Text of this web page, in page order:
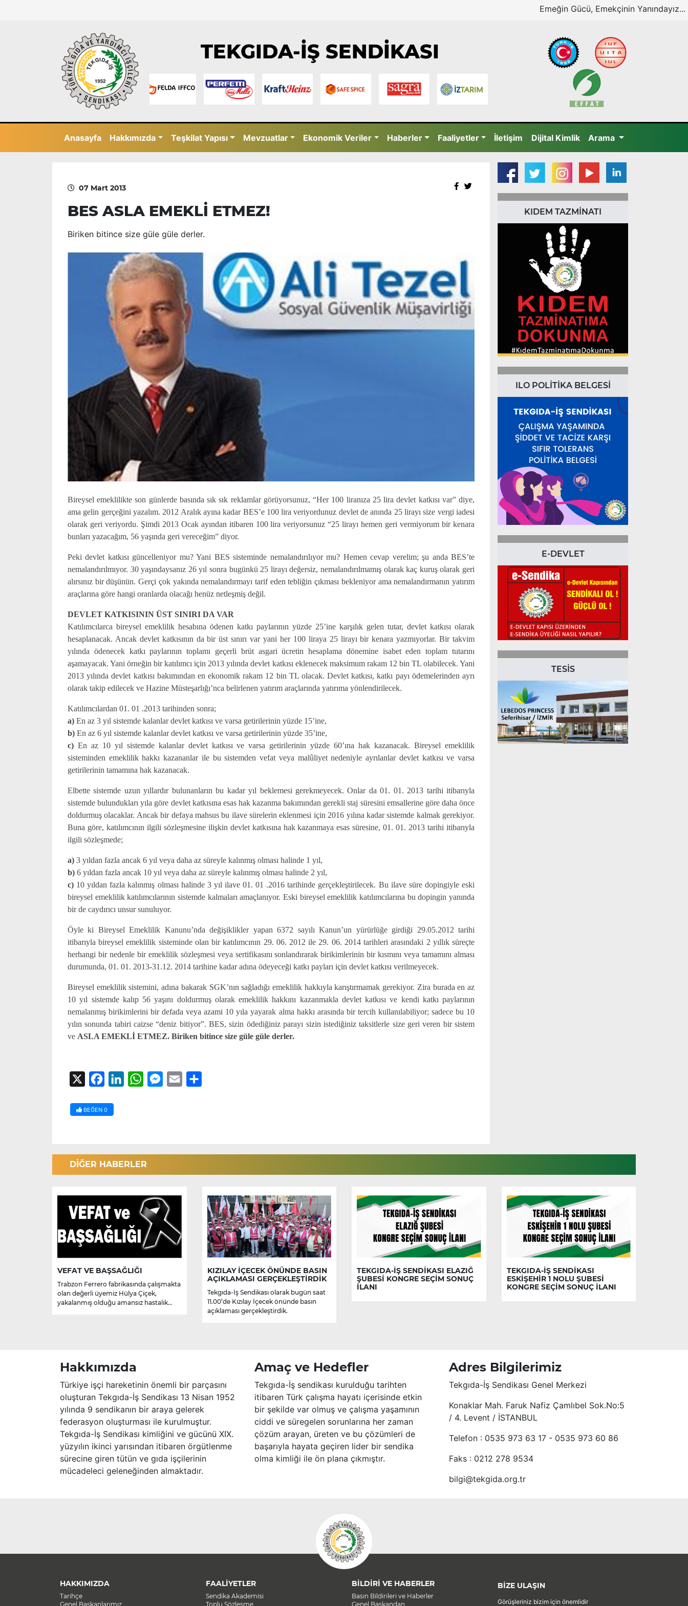
Emeğin Gücü, Emekçinin Yanındayız...
TEKGIDA-İŞ SENDİKASI
Anasayfa Hakkımızda Teşkilat Yapısı Mevzuatlar Ekonomik Veriler Haberler Faaliyetler İletişim Dijital Kimlik Arama
07 Mart 2013
BES ASLA EMEKLİ ETMEZ!
Biriken bitince size güle güle derler.
Bireysel emeklilikte son günlerde basında sık sık reklamlar görüyorsunuz, “Her 100 liranıza 25 lira devlet katkısı var” diye,
ama gelin gerçeğini yazalım. 2012 Aralık ayına kadar BES’e 100 lira veriyordunuz devlet de anında 25 lirayı size vergi iadesi
olarak geri veriyordu. Şimdi 2013 Ocak ayından itibaren 100 lira veriyorsunuz “25 lirayı hemen geri vermiyorum bir kenara
bunları yazacağım, 56 yaşında geri vereceğim” diyor.
Peki devlet katkısı güncelleniyor mu? Yani BES sisteminde nemalandırılıyor mu? Hemen cevap verelim; şu anda BES’te
nemalandırılmıyor. 30 yaşındaysanız 26 yıl sonra bugünkü 25 lirayı değersiz, nemalandırılmamış olarak kaç kuruş olarak geri
alırsınız bir düşünün. Gerçi çok yakında nemalandırmayı tarif eden tebliğin çıkması bekleniyor ama nemalandırmanın yatırım
araçlarına göre hangi oranlarda olacağı henüz netleşmiş değil.
DEVLET KATKISININ ÜST SINIRI DA VAR
Katılımcılarca bireysel emeklilik hesabına ödenen katkı paylarının yüzde 25’ine karşılık gelen tutar, devlet katkısı olarak
hesaplanacak. Ancak devlet katkısının da bir üst sınırı var yani her 100 liraya 25 lirayı bir kenara yazmıyorlar. Bir takvim
yılında ödenecek katkı paylarının toplamı geçerli brüt asgari ücretin hesaplama dönemine isabet eden toplam tutarını
aşamayacak. Yani örneğin bir katılımcı için 2013 yılında devlet katkısı eklenecek maksimum rakam 12 bin TL olabilecek. Yani
2013 yılında devlet katkısı bakımından en ekonomik rakam 12 bin TL olacak. Devlet katkısı, katkı payı ödemelerinden ayrı
olarak takip edilecek ve Hazine Müsteşarlığı’nca belirlenen yatırım araçlarında yatırıma yönlendirilecek.
Katılımcılardan 01. 01 .2013 tarihinden sonra;
a) En az 3 yıl sistemde kalanlar devlet katkısı ve varsa getirilerinin yüzde 15’ine,
b) En az 6 yıl sistemde kalanlar devlet katkısı ve varsa getirilerinin yüzde 35’ine,
c) En az 10 yıl sistemde kalanlar devlet katkısı ve varsa getirilerinin yüzde 60’ına hak kazanacak. Bireysel emeklilik
sisteminden emeklilik hakkı kazananlar ile bu sistemden vefat veya malûliyet nedeniyle ayrılanlar devlet katkısı ve varsa
getirilerinin tamamına hak kazanacak.
Elbette sistemde uzun yıllardır bulunanların bu kadar yıl beklemesi gerekmeyecek. Onlar da 01. 01. 2013 tarihi itibarıyla
sistemde bulundukları yıla göre devlet katkısına esas hak kazanma bakımından gerekli staj süresini emsallerine göre daha önce
doldurmuş olacaklar. Ancak bir defaya mahsus bu ilave sürelerin eklenmesi için 2016 yılına kadar sistemde kalmak gerekiyor.
Buna göre, katılımcının ilgili sözleşmesine ilişkin devlet katkısına hak kazanmaya esas süresine, 01. 01. 2013 tarihi itibarıyla
ilgili sözleşmede;
a) 3 yıldan fazla ancak 6 yıl veya daha az süreyle kalınmış olması halinde 1 yıl,
b) 6 yıldan fazla ancak 10 yıl veya daha az süreyle kalınmış olması halinde 2 yıl,
c) 10 yıldan fazla kalınmış olması halinde 3 yıl ilave 01. 01 .2016 tarihinde gerçekleştirilecek. Bu ilave süre dopingiyle eski
bireysel emeklilik katılımcılarının sistemde kalmaları amaçlanıyor. Eski bireysel emeklilik katılımcılarına bu dopingin yanında
bir de caydırıcı unsur sunuluyor.
Öyle ki Bireysel Emeklilik Kanunu’nda değişiklikler yapan 6372 sayılı Kanun’un yürürlüğe girdiği 29.05.2012 tarihi
itibarıyla bireysel emeklilik sisteminde olan bir katılımcının 29. 06. 2012 ile 29. 06. 2014 tarihleri arasındaki 2 yıllık süreçte
herhangi bir nedenle bir emeklilik sözleşmesi veya sertifikasını sonlandırarak birikimlerinin bir kısmını veya tamamını alması
durumunda, 01. 01. 2013-31.12. 2014 tarihine kadar adına ödeyeceği katkı payları için devlet katkısı verilmeyecek.
Bireysel emeklilik sistemini, adına bakarak SGK’nın sağladığı emeklilik hakkıyla karıştırmamak gerekiyor. Zira burada en az
10 yıl sistemde kalıp 56 yaşını doldurmuş olarak emeklilik hakkını kazanmakla devlet katkısı ve kendi katkı paylarının
nemalanmış birikimlerini bir defada veya azami 10 yıla yayarak alma hakkı arasında bir tercih kullanılabiliyor; sadece bu 10
yılın sonunda tabiri caizse “deniz bitiyor”. BES, sizin ödediğiniz parayı sizin istediğiniz taksitlerle size geri veren bir sistem
ve ASLA EMEKLİ ETMEZ. Biriken bitince size güle güle derler.
FacebookLinkedInWhatsAppMessenger
Email
BEĞEN 0
KIDEM TAZMİNATI
ILO POLİTİKA BELGESİ
E-DEVLET
TESİS
DİĞER HABERLER
VEFAT VE BAŞSAĞLIĞI
Trabzon Ferrero fabrikasında çalışmakta
olan değerli üyemiz Hülya Çiçek,
yakalanmış olduğu amansız hastalık
KIZILAY İÇECEK ÖNÜNDE BASIN
AÇIKLAMASI GERÇEKLEŞTİRDİK
Tekgıda-İş Sendikası olarak bugün saat
11.00’de Kızılay İçecek önünde basın
açıklaması gerçekleştirdik.
TEKGIDA-İŞ SENDİKASI ELAZIĞ
ŞUBESİ KONGRE SEÇİM SONUÇ
İLANI
TEKGIDA-İŞ SENDİKASI
ESKİŞEHİR 1 NOLU ŞUBESİ
KONGRE SEÇİM SONUÇ İLANI
Hakkımızda
Türkiye işçi hareketinin önemli bir parçasını
oluşturan Tekgıda-İş Sendikası 13 Nisan 1952
yılında 9 sendikanın bir araya gelerek
federasyon oluşturması ile kurulmuştur.
Tekgıda-İş Sendikası kimliğini ve gücünü XIX.
yüzyılın ikinci yarısından itibaren örgütlenme
sürecine giren tütün ve gıda işçilerinin
mücadeleci geleneğinden almaktadır.
Amaç ve Hedefler
Tekgıda-İş sendikası kurulduğu tarihten
itibaren Türk çalışma hayatı içerisinde etkin
bir şekilde var olmuş ve çalışma yaşamının
ciddi ve süregelen sorunlarına her zaman
çözüm arayan, üreten ve bu çözümleri de
başarıyla hayata geçiren lider bir sendika
olma kimliği ile ön plana çıkmıştır.
Adres Bilgilerimiz
Tekgıda-İş Sendikası Genel Merkezi
Konaklar Mah. Faruk Nafiz Çamlıbel Sok.No:5
/ 4. Levent / İSTANBUL
Telefon : 0535 973 63 17 - 0535 973 60 86
Faks : 0212 278 9534
bilgi@tekgida.org.tr
HAKKIMIZDA
Tarihçe
Genel Başkanlarımız
FAALİYETLER
Sendika Akademisi
Toplu Sözleşme
BİLDİRİ VE HABERLER
Basın Bildirileri ve Haberler
Genel Başkandan
BİZE ULAŞIN
Görüşleriniz bizim için önemlidir